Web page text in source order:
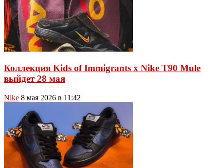
Коллекция Kids of Immigrants x Nike T90 Mule
выйдет 28 мая
Nike 8 мая 2026 в 11:42